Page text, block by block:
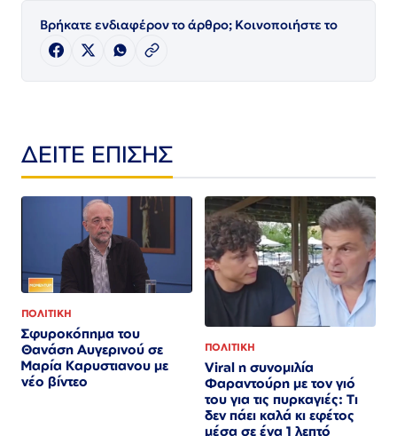
Βρήκατε ενδιαφέρον το άρθρο; Κοινοποιήστε το
ΔΕΙΤΕ ΕΠΙΣΗΣ
ΠΟΛΙΤΙΚΗ
Σφυροκόπημα του
Θανάση Αυγερινού σε
Μαρία Καρυστιανου με
νέο βίντεο
ΠΟΛΙΤΙΚΗ
Viral η συνομιλία
Φαραντούρη με τον γιό
του για τις πυρκαγιές: Τι
δεν πάει καλά κι εφέτος
μέσα σε ένα 1 λεπτό